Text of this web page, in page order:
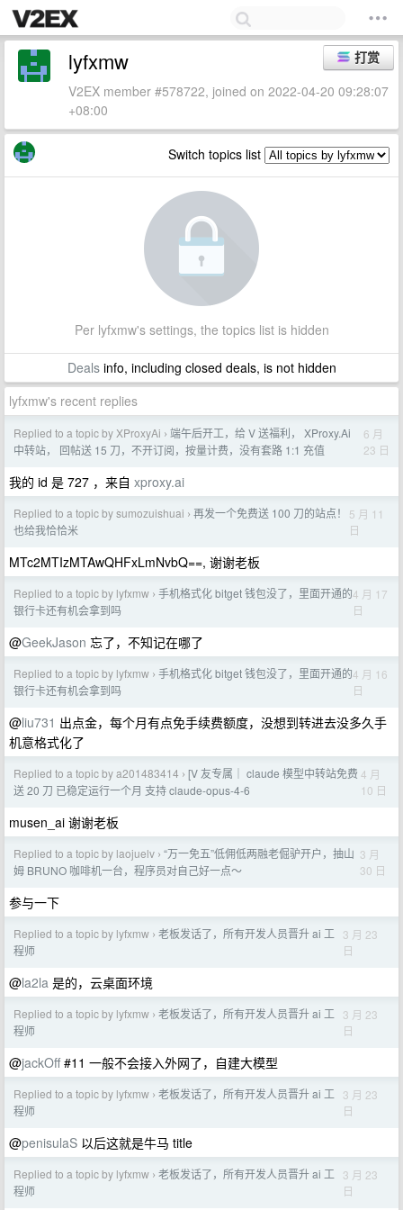
打赏
lyfxmw
V2EX member #578722, joined on 2022-04-20 09:28:07
+08:00
Switch topics list
Per lyfxmw's settings, the topics list is hidden
Dealsinfo, including closed deals, is not hidden
lyfxmw's recent replies
Replied to a topic by XProxyAi › 端午后开工，给 V 送福利， XProxy.Ai
中转站， 回帖送 15 刀，不开订阅，按量计费，没有套路 1:1 充值
6 月
23 日
我的 id 是 727 ，来自 xproxy.ai
Replied to a topic by sumozuishuai › 再发一个免费送 100 刀的站点！
也给我恰恰米
5 月 11
日
MTc2MTIzMTAwQHFxLmNvbQ==, 谢谢老板
Replied to a topic by lyfxmw › 手机格式化 bitget 钱包没了，里面开通的
银行卡还有机会拿到吗
4 月 17
日
@GeekJason 忘了，不知记在哪了
Replied to a topic by lyfxmw › 手机格式化 bitget 钱包没了，里面开通的
银行卡还有机会拿到吗
4 月 16
日
@liu731 出点金，每个月有点免手续费额度，没想到转进去没多久手
机意格式化了
Replied to a topic by a201483414 › [V 友专属｜ claude 模型中转站免费
送 20 刀 已稳定运行一个月 支持 claude-opus-4-6
4 月
10 日
musen_ai 谢谢老板
Replied to a topic by laojuelv › “万一免五”低佣低两融老倔驴开户，抽山
姆 BRUNO 咖啡机一台，程序员对自己好一点～
3 月
30 日
参与一下
Replied to a topic by lyfxmw › 老板发话了，所有开发人员晋升 ai 工
程师
3 月 23
日
@la2la 是的，云桌面环境
Replied to a topic by lyfxmw › 老板发话了，所有开发人员晋升 ai 工
程师
3 月 23
日
@jackOff#11 一般不会接入外网了，自建大模型
Replied to a topic by lyfxmw › 老板发话了，所有开发人员晋升 ai 工
程师
3 月 23
日
@penisulaS 以后这就是牛马 title
Replied to a topic by lyfxmw › 老板发话了，所有开发人员晋升 ai 工
程师
3 月 23
日